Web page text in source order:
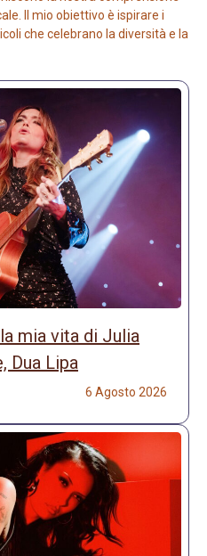
Il mio obiettivo è ispirare i
che celebrano la diversità e la
mia vita di Julia
Dua Lipa
6 Agosto 2026